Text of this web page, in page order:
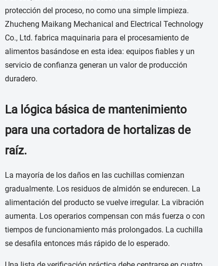
protección del proceso, no como una simple limpieza.
Zhucheng Maikang Mechanical and Electrical Technology
Co., Ltd. fabrica maquinaria para el procesamiento de
alimentos basándose en esta idea: equipos fiables y un
servicio de confianza generan un valor de producción
duradero.
La lógica básica de mantenimiento
para una cortadora de hortalizas de
raíz.
La mayoría de los daños en las cuchillas comienzan
gradualmente. Los residuos de almidón se endurecen. La
alimentación del producto se vuelve irregular. La vibración
aumenta. Los operarios compensan con más fuerza o con
tiempos de funcionamiento más prolongados. La cuchilla
se desafila entonces más rápido de lo esperado.